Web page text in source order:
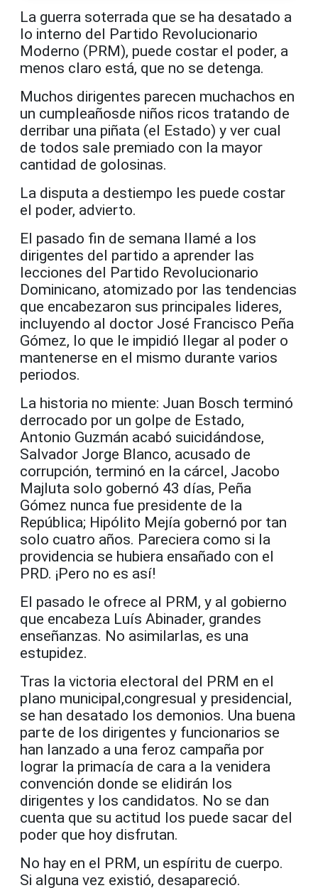
La guerra soterrada que se ha desatado a
lo interno del Partido Revolucionario
Moderno (PRM), puede costar el poder, a
menos claro está, que no se detenga.
Muchos dirigentes parecen muchachos en
un cumpleañosde niños ricos tratando de
derribar una piñata (el Estado) y ver cual
de todos sale premiado con la mayor
cantidad de golosinas.
La disputa a destiempo les puede costar
el poder, advierto.
El pasado fin de semana llamé a los
dirigentes del partido a aprender las
lecciones del Partido Revolucionario
Dominicano, atomizado por las tendencias
que encabezaron sus principales lideres,
incluyendo al doctor José Francisco Peña
Gómez, lo que le impidió llegar al poder o
mantenerse en el mismo durante varios
periodos.
La historia no miente: Juan Bosch terminó
derrocado por un golpe de Estado,
Antonio Guzmán acabó suicidándose,
Salvador Jorge Blanco, acusado de
corrupción, terminó en la cárcel, Jacobo
Majluta solo gobernó 43 días, Peña
Gómez nunca fue presidente de la
República; Hipólito Mejía gobernó por tan
solo cuatro años. Pareciera como si la
providencia se hubiera ensañado con el
PRD. ¡Pero no es así!
El pasado le ofrece al PRM, y al gobierno
que encabeza Luís Abinader, grandes
enseñanzas. No asimilarlas, es una
estupidez.
Tras la victoria electoral del PRM en el
plano municipal,congresual y presidencial,
se han desatado los demonios. Una buena
parte de los dirigentes y funcionarios se
han lanzado a una feroz campaña por
lograr la primacía de cara a la venidera
convención donde se elidirán los
dirigentes y los candidatos. No se dan
cuenta que su actitud los puede sacar del
poder que hoy disfrutan.
No hay en el PRM, un espíritu de cuerpo.
Si alguna vez existió, desapareció.